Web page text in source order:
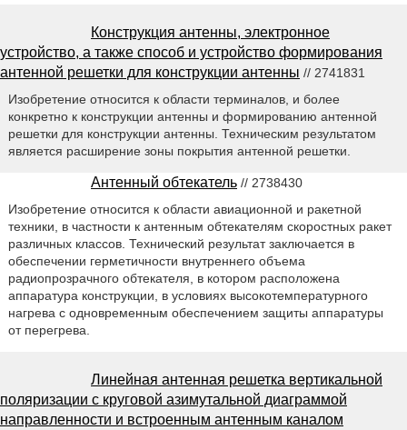
Конструкция антенны, электронное
устройство, а также способ и устройство формирования
антенной решетки для конструкции антенны // 2741831
Изобретение относится к области терминалов, и более
конкретно к конструкции антенны и формированию антенной
решетки для конструкции антенны. Техническим результатом
является расширение зоны покрытия антенной решетки.
Антенный обтекатель // 2738430
Изобретение относится к области авиационной и ракетной
техники, в частности к антенным обтекателям скоростных ракет
различных классов. Технический результат заключается в
обеспечении герметичности внутреннего объема
радиопрозрачного обтекателя, в котором расположена
аппаратура конструкции, в условиях высокотемпературного
нагрева с одновременным обеспечением защиты аппаратуры
от перегрева.
Линейная антенная решетка вертикальной
поляризации с круговой азимутальной диаграммой
направленности и встроенным антенным каналом